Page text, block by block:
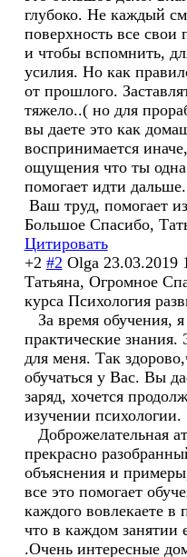
глубоко. Не каждый
поверхность все
и чтобы вспомнить,
усилия.​ Но как
от прошлого.
тяжело..( но для
вы даете это как
воспринимается
ощущения что ты
помогает идти дальше.​
Ваш труд, помогает
Большое Спасибо,
Цитировать
+2 #2 Olga 23.03.2019
Татьяна, Огромное
курса Психология
За время​ обучения,
практические
для меня. Так
обучаться у Вас. Вы
заряд, хочется
изучении психологии.
​ ​ ​ Доброжелательная
прекрасно
объяснения и
все это​ помогает​
каждого вовлекаете в
что в каждом занятии
.Очень интересные